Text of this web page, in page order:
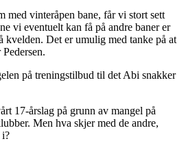
med vinteråpen bane, får vi stort sett
vi eventuelt kan få på andre baner er
kvelden. Det er umulig med tanke på at
på treningstilbud til det Abi snakker
17-årslag på grunn av mangel på
Men hva skjer med de andre,